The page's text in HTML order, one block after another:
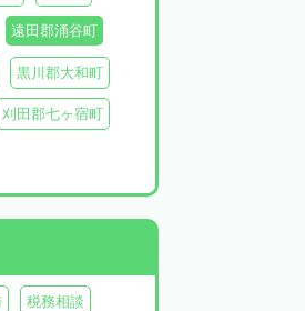
遠田郡涌谷町
黒川郡大和町
刈田郡七ヶ宿町
税務相談